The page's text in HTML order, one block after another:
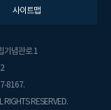
사이트맵
기념관로 1
8167.
RESERVED.